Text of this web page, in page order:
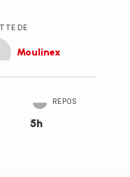
DE
Moulinex
REPOS
5h